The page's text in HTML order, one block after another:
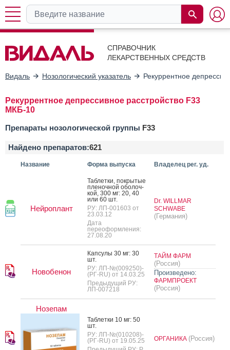
СПРАВОЧНИК
ЛЕКАРСТВЕННЫХ СРЕДСТВ
Видаль Нозологический указатель Рекуррентное
Рекуррентное депрессивное расстройство F33
МКБ-10
Препараты нозологической группы F33
Найдено препаратов:621
Название Форма выпуска Владелец рег. уд.
Нейроплант
Таб­летки, пок­ры­тые
пле­ноч­ной обо­лоч­
кой, 300 мг: 20, 40
или 60 шт.
РУ: ЛП-001603 от
23.03.12
Дата
переоформления:
27.08.20
Dr. WILLMAR
SCHWABE
(Германия)
Новобенон
Кап­су­лы 30 мг: 30
шт.
РУ: ЛП-№(009250)-
(РГ-RU) от 14.03.25
Предыдущий РУ:
ЛП-007218
ТАЙМ ФАРМ
(Россия)
Произведено:
ФАРМПРОЕКТ
(Россия)
Нозепам
Таб­летки 10 мг: 50
шт.
РУ: ЛП-№(010208)-
(РГ-RU) от 19.05.25
ОРГАНИКА (Россия)